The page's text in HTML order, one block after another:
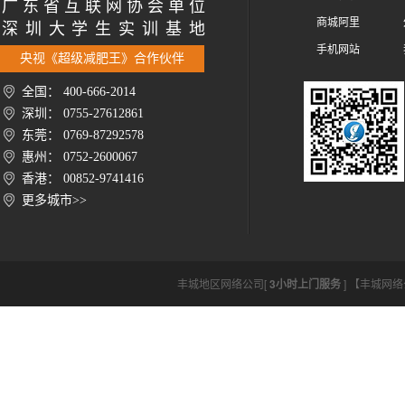
广 东 省 互 联 网 协 会 单 位
深 圳 大 学 生 实 训 基 地
央视《超级减肥王》合作伙伴
全国： 400-666-2014
深圳： 0755-27612861
东莞： 0769-87292578
惠州： 0752-2600067
香港： 00852-9741416
更多城市>>
商城阿里
手机网站
丰城地区网络公司[3小时上门服务] 【丰城网